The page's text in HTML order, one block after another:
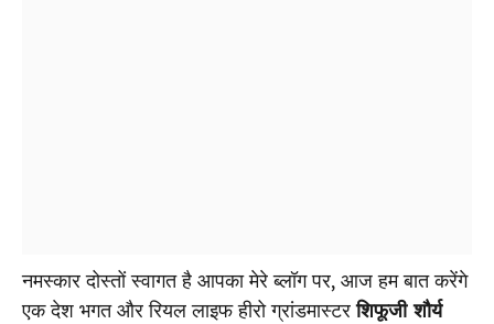
नमस्कार दोस्तों स्वागत है आपका मेरे ब्लॉग पर, आज हम बात करेंगे
एक देश भगत और रियल लाइफ हीरो ग्रांडमास्टरशिफूजी शौर्य